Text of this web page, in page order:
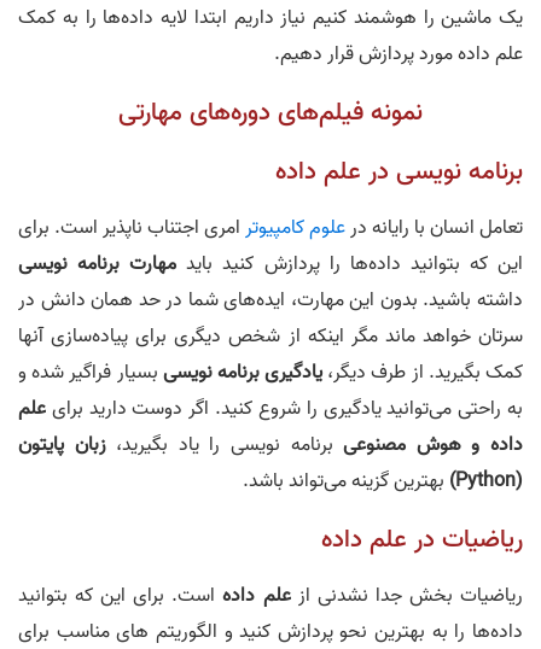
یک ماشین را هوشمند کنیم نیاز داریم ابتدا لایه داده‌ها را به کمک
علم داده مورد پردازش قرار دهیم.
نمونه فیلم‌های دوره‌های مهارتی
برنامه نویسی در علم داده
تعامل انسان با رایانه درعلوم کامپیوترامری اجتناب ناپذیر است. برای
این که بتوانید داده‌ها را پردازش کنید باید مهارت برنامه نویسی
داشته باشید. بدون این مهارت، ایده‌های شما در حد همان دانش در
سرتان خواهد ماند مگر اینکه از شخص دیگری برای پیاده‌سازی آنها
کمک بگیرید. از طرف دیگر،یادگیری برنامه نویسیبسیار فراگیر شده و
به راحتی می‌توانید یادگیری را شروع کنید. اگر دوست دارید برایعلم
داده و هوش مصنوعیبرنامه نویسی را یاد بگیرید،زبان پایتون
(Python)
بهترین گزینه می‌تواند باشد.
ریاضیات در علم داده
ریاضیات بخش جدا نشدنی ازعلم دادهاست. برای این که بتوانید
داده‎‌ها را به بهترین نحو پردازش کنید و الگوریتم های مناسب برای